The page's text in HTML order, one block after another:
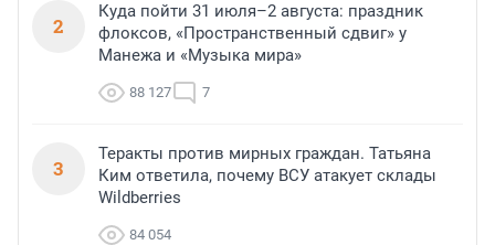
2
Куда пойти 31 июля–2 августа: праздник
флоксов, «Пространственный сдвиг» у
Манежа и «Музыка мира»
88 127 7
3
Теракты против мирных граждан. Татьяна
Ким ответила, почему ВСУ атакует склады
Wildberries
84 054